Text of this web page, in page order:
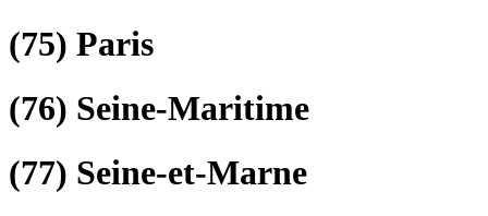
(75) Paris
(76) Seine-Maritime
(77) Seine-et-Marne